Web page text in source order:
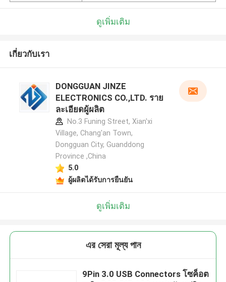
ดูเพิ่มเติม
เกี่ยวกับเรา
DONGGUAN JINZE
ELECTRONICS CO.,LTD. ราย
ละเอียดผู้ผลิต
No.3 Funing Street, Xian'xi
Village, Chang'an Town,
Dongguan City, Guanddong
Province ,China
5.0
ผู้ผลิตได้รับการยืนยัน
ดูเพิ่มเติม
এর সেরা মূল্য পান
9Pin 3.0 USB Connectors โซค็อต